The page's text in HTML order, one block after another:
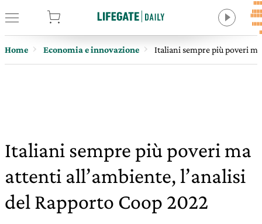
Home Economia e innovazione Italiani sempre più poveri
Italiani sempre più poveri ma
attenti all’ambiente, l’analisi
del Rapporto Coop 2022